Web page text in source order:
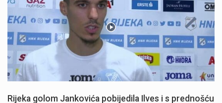
Rijeka golom Jankovića pobijedila Ilves i s prednošću